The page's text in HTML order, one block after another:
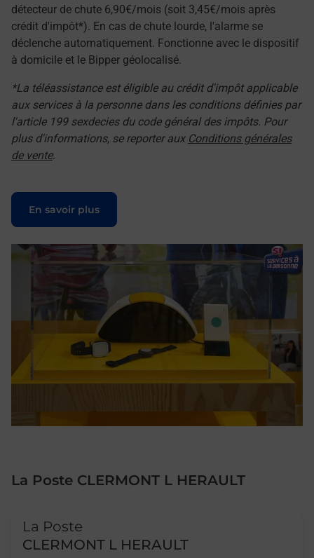
détecteur de chute 6,90€/mois (soit 3,45€/mois après
crédit d'impôt*). En cas de chute lourde, l'alarme se
déclenche automatiquement. Fonctionne avec le dispositif
à domicile et le Bipper géolocalisé.
*La téléassistance est éligible au crédit d'impôt applicable
aux services à la personne dans les conditions définies par
l'article 199 sexdecies du code général des impôts. Pour
plus d'informations, se reporter aux Conditions générales
de vente.
En savoir plus
Le lien s'ouvre dans un nouvel onglet
La Poste CLERMONT L HERAULT
La Poste
CLERMONT L HERAULT